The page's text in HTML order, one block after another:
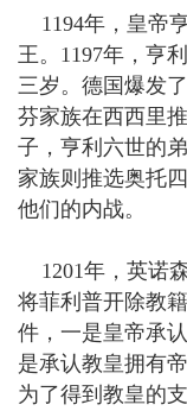
1194年，皇帝
王。1197年，亨
三岁。德国爆发
芬家族在西西里
子，亨利六世的
家族则推选奥托
他们的内战。
1201年，英诺
将菲利普开除教
件，一是皇帝承
是承认教皇拥有
为了得到教皇的